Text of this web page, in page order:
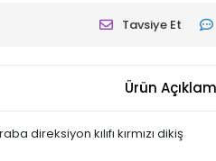
Tavsiye Et
Ürün
direksiyon kılıfı kırmızı dikiş